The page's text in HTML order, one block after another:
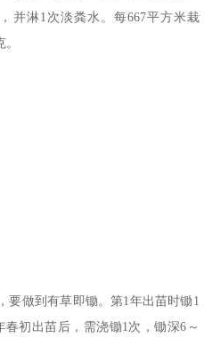
并淋1次淡粪水。每667平方米栽
要做到有草即锄。第1年出苗时锄1
初出苗后，需浇锄1次，锄深6～